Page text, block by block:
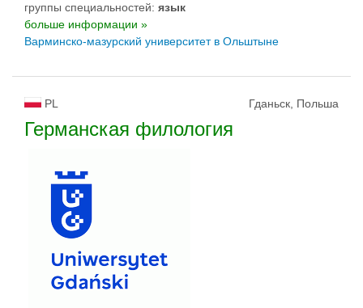
группы специальностей: язык
больше информации »
Варминско-мазурский yниверситет в Ольштыне
PL Гданьск, Польша
Германская филология